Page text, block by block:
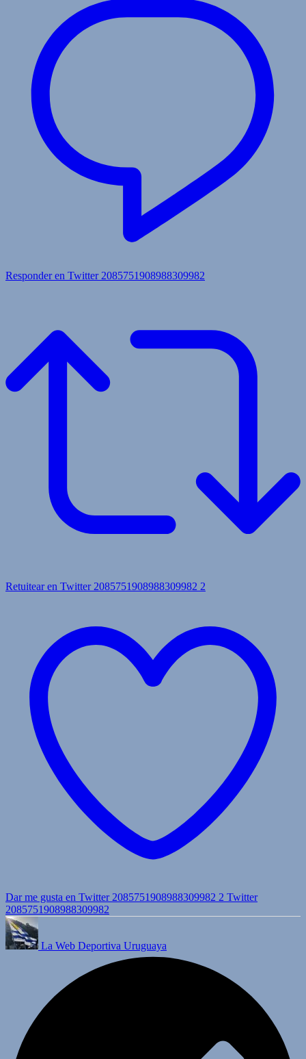
Responder en Twitter 2085751908988309982
Retuitear en Twitter 2085751908988309982 2
Dar me gusta en Twitter 2085751908988309982 2 Twitter
2085751908988309982
La Web Deportiva Uruguaya